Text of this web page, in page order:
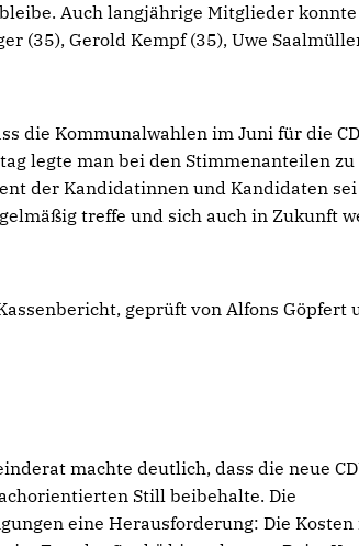
Auch langjährige Mitglieder
(35), Gerold Kempf (35), Uwe
die Kommunalwahlen im Juni für die
legte man bei den Stimmenanteilen
der Kandidatinnen und Kandidaten
treffe und sich auch in Zukunft
geprüft von Alfons Göpfert
machte deutlich, dass die neue
Still beibehalte. Die
eine Herausforderung: Die Kosten